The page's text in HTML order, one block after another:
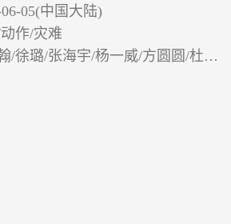
06-05(中国大陆)
作/灾难
/徐璐/张海宇/杨一威/方圆圆/杜…